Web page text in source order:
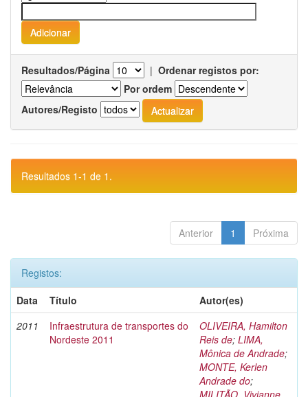
Resultados/Página | Ordenar registos por:
Por ordem
Autores/Registo
Resultados 1-1 de 1.
Anterior 1 Próxima
Registos:
Data
Título
Autor(es)
2011
Infraestrutura de transportes do
Nordeste 2011
OLIVEIRA, Hamilton
Reis de; LIMA,
Mônica de Andrade;
MONTE, Kerlen
Andrade do;
MILITÃO, Vivianne